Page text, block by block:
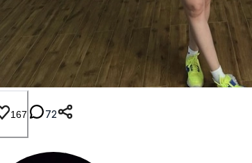
167 72